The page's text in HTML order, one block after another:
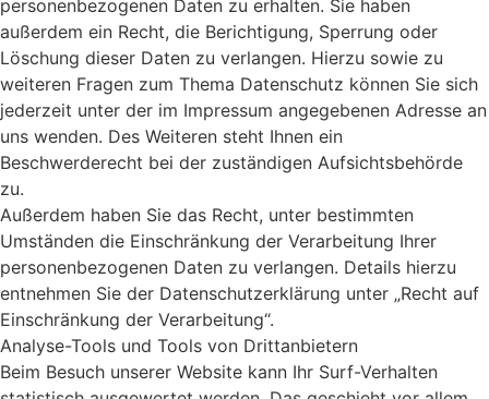
personenbezogenen Daten zu erhalten. Sie haben
außerdem ein Recht, die Berichtigung, Sperrung oder
Löschung dieser Daten zu verlangen. Hierzu sowie zu
weiteren Fragen zum Thema Datenschutz können Sie sich
jederzeit unter der im Impressum angegebenen Adresse an
uns wenden. Des Weiteren steht Ihnen ein
Beschwerderecht bei der zuständigen Aufsichtsbehörde
zu.
Außerdem haben Sie das Recht, unter bestimmten
Umständen die Einschränkung der Verarbeitung Ihrer
personenbezogenen Daten zu verlangen. Details hierzu
entnehmen Sie der Datenschutzerklärung unter „Recht auf
Einschränkung der Verarbeitung“.
Analyse-Tools und Tools von Drittanbietern
Beim Besuch unserer Website kann Ihr Surf-Verhalten